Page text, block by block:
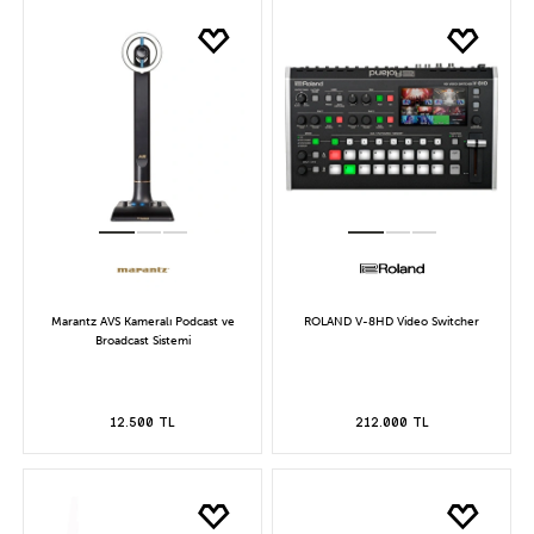
Marantz AVS Kameralı Podcast ve
Broadcast Sistemi
12.500 TL
ROLAND V-8HD Video Switcher
212.000 TL